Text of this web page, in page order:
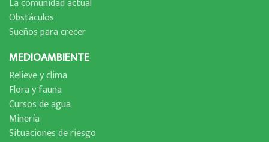
La comunidad actual
Obstáculos
Sueños para crecer
MEDIOAMBIENTE
Relieve y clima
Flora y fauna
Cursos de agua
Minerí­a
Situaciones de riesgo